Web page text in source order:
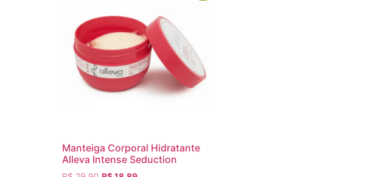
Manteiga Corporal Hidratante
Alleva Intense Seduction